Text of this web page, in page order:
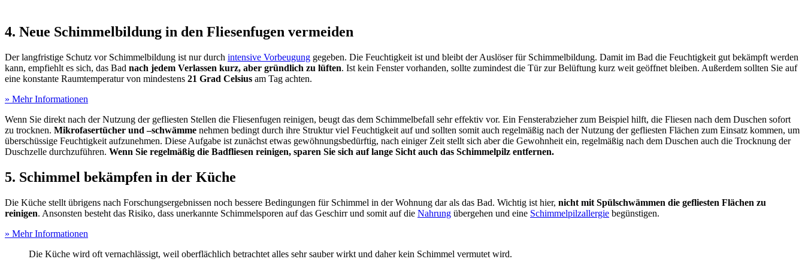
4. Neue Schimmelbildung in den Fliesenfugen vermeiden
Der langfristige Schutz vor Schimmelbildung ist nur durch intensive Vorbeugung gegeben. Die Feuchtigkeit ist und bleibt der Auslöser für Schimmelbildung. Damit im Bad die Feuchtigkeit gut bekämpft werden
kann, empfiehlt es sich, das Bad nach jedem Verlassen kurz, aber gründlich zu lüften. Ist kein Fenster vorhanden, sollte zumindest die Tür zur Belüftung kurz weit geöffnet bleiben. Außerdem sollten Sie auf
eine konstante Raumtemperatur von mindestens 21 Grad Celsius am Tag achten.
» Mehr Informationen
Wenn Sie direkt nach der Nutzung der gefliesten Stellen die Fliesenfugen reinigen, beugt das dem Schimmelbefall sehr effektiv vor. Ein Fensterabzieher zum Beispiel hilft, die Fliesen nach dem Duschen sofort
zu trocknen. Mikrofasertücher und –schwämme nehmen bedingt durch ihre Struktur viel Feuchtigkeit auf und sollten somit auch regelmäßig nach der Nutzung der gefliesten Flächen zum Einsatz kommen, um
überschüssige Feuchtigkeit aufzunehmen. Diese Aufgabe ist zunächst etwas gewöhnungsbedürftig, nach einiger Zeit stellt sich aber die Gewohnheit ein, regelmäßig nach dem Duschen auch die Trocknung der
Duschzelle durchzuführen. Wenn Sie regelmäßig die Badfliesen reinigen, sparen Sie sich auf lange Sicht auch das Schimmelpilz entfernen.
5. Schimmel bekämpfen in der Küche
Die Küche stellt übrigens nach Forschungsergebnissen noch bessere Bedingungen für Schimmel in der Wohnung dar als das Bad. Wichtig ist hier, nicht mit Spülschwämmen die gefliesten Flächen zu
reinigen. Ansonsten besteht das Risiko, dass unerkannte Schimmelsporen auf das Geschirr und somit auf die Nahrung übergehen und eine Schimmelpilzallergie begünstigen.
» Mehr Informationen
Die Küche wird oft vernachlässigt, weil oberflächlich betrachtet alles sehr sauber wirkt und daher kein Schimmel vermutet wird.